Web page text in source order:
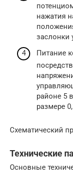
нажатия
заслонки
Питание
районе 5
размере
Схематический
Технические
Основные